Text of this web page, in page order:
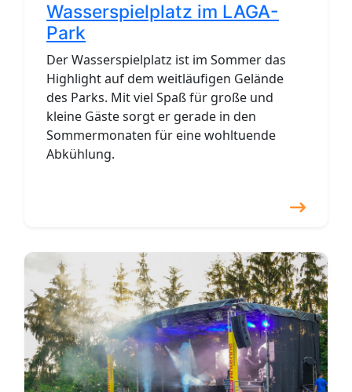
Wasserspielplatz im LAGA-
Park
Der Wasserspielplatz ist im Sommer das
Highlight auf dem weitläufigen Gelände
des Parks. Mit viel Spaß für große und
kleine Gäste sorgt er gerade in den
Sommermonaten für eine wohltuende
Abkühlung.